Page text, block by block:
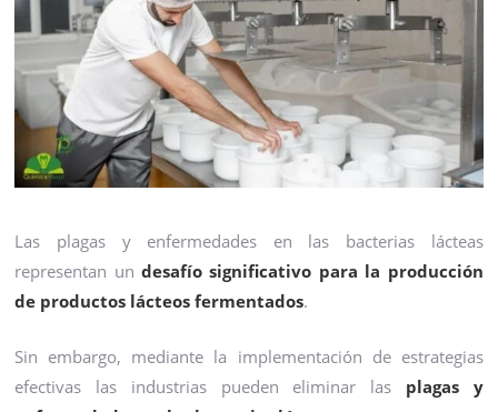
Las plagas y enfermedades en las bacterias lácteas
representan undesafío significativo para la producción
de productos lácteos fermentados.
Sin embargo, mediante la implementación de estrategias
efectivas las industrias pueden eliminar las plagas y